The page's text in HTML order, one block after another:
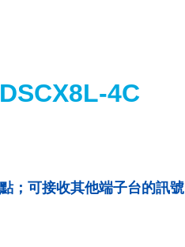
DSCX8L-4C
；可接收其他端子台的訊號